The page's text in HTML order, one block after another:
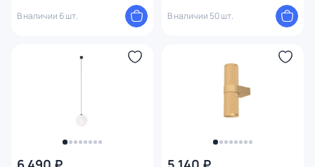
В наличии 6 шт.
В наличии 50 шт.